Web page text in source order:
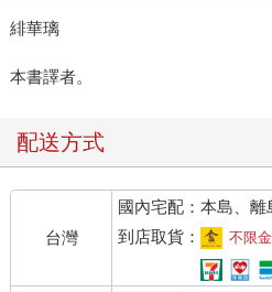
緋華璃
本書譯者。
配送方式
台灣
國內宅配：本島、離
到店取貨：
不限